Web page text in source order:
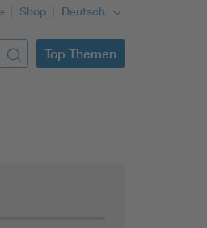
Shop Deutsch
Top Themen